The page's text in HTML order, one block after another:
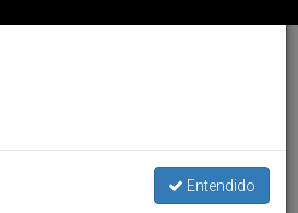
Entendido